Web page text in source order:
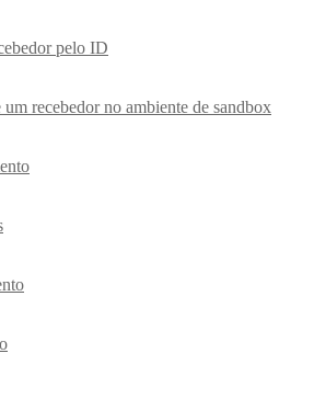
pelo ID
recebedor no ambiente de sandbox